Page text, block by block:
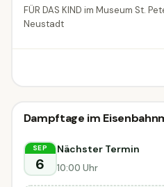
FÜR DAS KIND im Museum St.
Neustadt
Ausstellung &
Strasshof an der Nordbahn
🖼 Ausstellung & Vernissage
Dampftage im
SEP
6
Nächster Termin
10:00 Uhr